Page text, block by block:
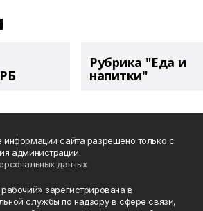
Рубрика "Еда и
напитки"
сайта разрешено только с
администрации.
данных
зарегистрирована в
службы по надзору в сфере связи,